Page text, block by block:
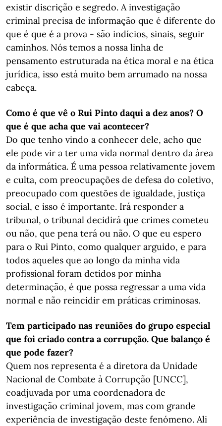
existir discrição e segredo. A investigação
criminal precisa de informação que é diferente do
que é que é a prova - são indícios, sinais, seguir
caminhos. Nós temos a nossa linha de
pensamento estruturada na ética moral e na ética
jurídica, isso está muito bem arrumado na nossa
cabeça.
Como é que vê o Rui Pinto daqui a dez anos? O
que é que acha que vai acontecer?
Do que tenho vindo a conhecer dele, acho que
ele pode vir a ter uma vida normal dentro da área
da informática. É uma pessoa relativamente jovem
e culta, com preocupações de defesa do coletivo,
preocupado com questões de igualdade, justiça
social, e isso é importante. Irá responder a
tribunal, o tribunal decidirá que crimes cometeu
ou não, que pena terá ou não. O que eu espero
para o Rui Pinto, como qualquer arguido, e para
todos aqueles que ao longo da minha vida
profissional foram detidos por minha
determinação, é que possa regressar a uma vida
normal e não reincidir em práticas criminosas.
Tem participado nas reuniões do grupo especial
que foi criado contra a corrupção. Que balanço é
que pode fazer?
Quem nos representa é a diretora da Unidade
Nacional de Combate à Corrupção [UNCC],
coadjuvada por uma coordenadora de
investigação criminal jovem, mas com grande
experiência de investigação deste fenómeno. Ali